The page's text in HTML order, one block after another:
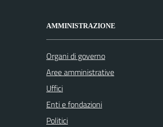
AMMINISTRAZIONE
Organi di governo
Aree amministrative
Uffici
Enti e fondazioni
Politici